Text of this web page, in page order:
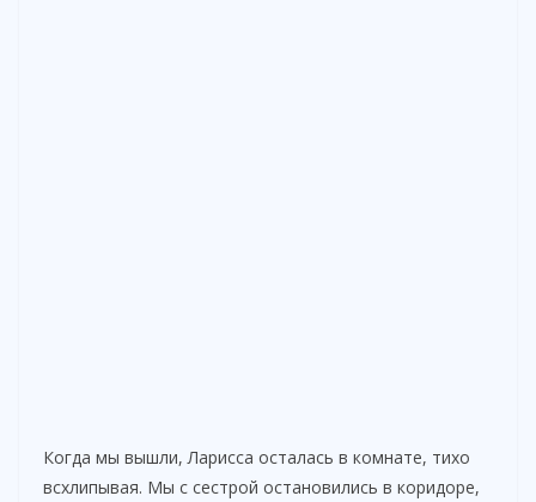
Когда мы вышли, Ларисса осталась в комнате, тихо
всхлипывая. Мы с сестрой остановились в коридоре,